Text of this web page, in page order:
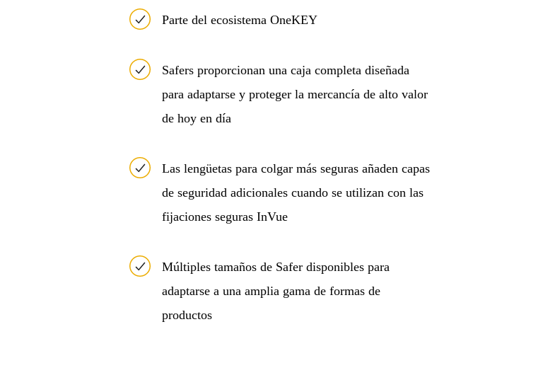
Parte del ecosistema OneKEY
Safers proporcionan una caja completa diseñada
para adaptarse y proteger la mercancía de alto valor
de hoy en día
Las lengüetas para colgar más seguras añaden capas
de seguridad adicionales cuando se utilizan con las
fijaciones seguras InVue
Múltiples tamaños de Safer disponibles para
adaptarse a una amplia gama de formas de
productos